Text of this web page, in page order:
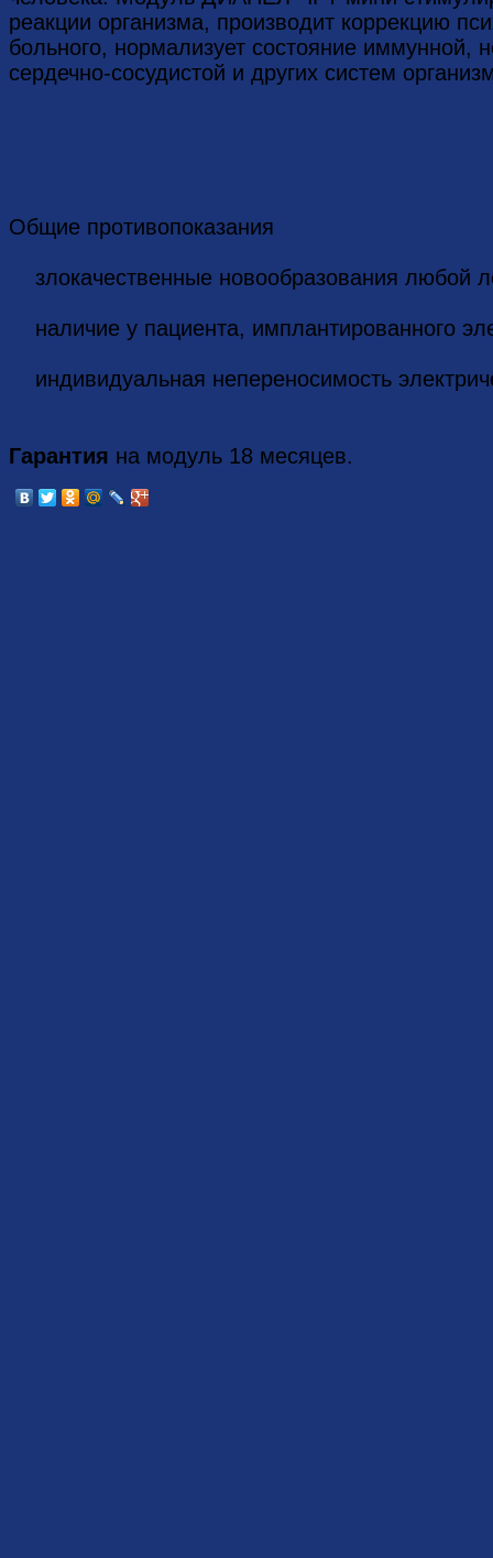
реакции организма, производит коррекцию
больного, нормализует состояние иммунной,
сердечно-сосудистой и других систем
Общие противопоказания
злокачественные новообразования любой
наличие у пациента, имплантированного
индивидуальная непереносимость
Гарантия на модуль 18 месяцев.